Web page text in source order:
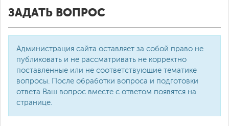
О доступной среде
ЗАДАТЬ ВОПРОС
Администрация сайта оставляет за собой право не
публиковать и не рассматривать не корректно
поставленные или не соответствующие тематике
вопросы. После обработки вопроса и подготовки
ответа Ваш вопрос вместе с ответом появятся на
странице.